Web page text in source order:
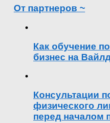
От партнеров ~
Как обучение
бизнес на
Консультации
физического
перед началом